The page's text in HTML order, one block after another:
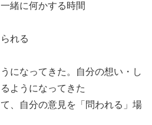
緒に何かする時間
れる
になってきた。自分の想い・し
ようになってきた
、自分の意見を「問われる」場